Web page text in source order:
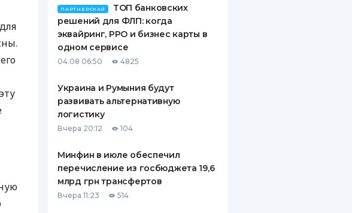
КАРТАМ
ПУТЕВОДИТЕЛИ ПО
СТРАХОВАНИЮ
ВСЕ СТРАХОВЫЕ ПОЛИСЫ
ОТЗЫВЫ О СТРАХОВЫХ
КОМПАНИЯХ
КОНТАКТЫ
ПАРТНЕРСКАЯ
ТОП банковских
решений для ФЛП: когда
эквайринг, РРО и бизнес карты в
одном сервисе
04.08 06:50 4825
Украина и Румыния будут
развивать альтернативную
логистику
Вчера 20:12 104
Минфин в июле обеспечил
перечисление из госбюджета 19,6
млрд грн трансфертов
Вчера 11:23 514